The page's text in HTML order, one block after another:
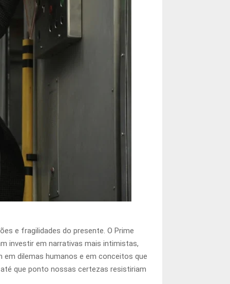
e fragilidades do presente. O Prime
investir em narrativas mais intimistas,
dilemas humanos e em conceitos que
que ponto nossas certezas resistiriam